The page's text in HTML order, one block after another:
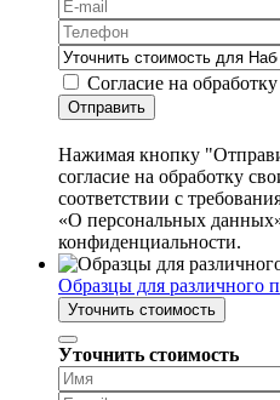
Согласие на
Отправить
Нажимая кнопку
согласие на обработку
соответствии с
«О персональных
конфиденциальности.
Образцы для различного
Уточнить стоимость
Уточнить стоимость